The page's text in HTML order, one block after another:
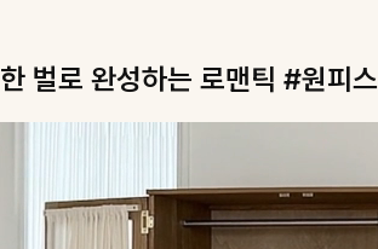
한 벌로 완성하는 로맨틱 #원피스